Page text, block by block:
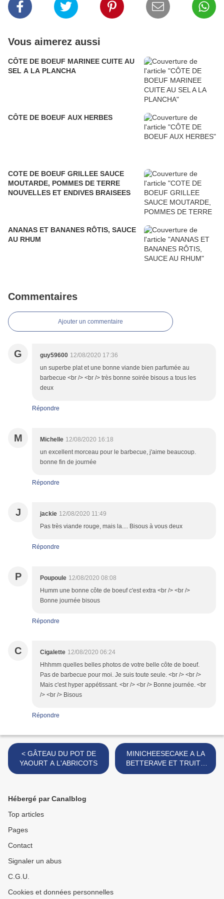
Vous aimerez aussi
CÔTE DE BOEUF MARINEE CUITE AU
SEL A LA PLANCHA
CÔTE DE BOEUF AUX HERBES
COTE DE BOEUF GRILLEE SAUCE
MOUTARDE, POMMES DE TERRE
NOUVELLES ET ENDIVES BRAISEES
ANANAS ET BANANES RÔTIS, SAUCE
AU RHUM
Commentaires
Ajouter un commentaire
G guy59600 12/08/2020 17:36
un superbe plat et une bonne viande bien parfumée au
barbecue <br /> <br /> très bonne soirée bisous a tous les
deux
Répondre
M Michelle 12/08/2020 16:18
un excellent morceau pour le barbecue, j'aime beaucoup.
bonne fin de journée
Répondre
J jackie 12/08/2020 11:49
Pas très viande rouge, mais la.... Bisous à vous deux
Répondre
P Poupoule 12/08/2020 08:08
Humm une bonne côte de boeuf c'est extra <br /> <br />
Bonne journée bisous
Répondre
C Cigalette 12/08/2020 06:24
Hhhmm quelles belles photos de votre belle côte de boeuf.
Pas de barbecue pour moi. Je suis toute seule. <br /> <br />
Mais c'est hyper appétissant. <br /> <br /> Bonne journée. <br
/> <br /> Bisous
Répondre
< GÂTEAU DU POT DE
YAOURT A L'ABRICOTS
MINICHEESECAKE A LA
BETTERAVE ET TRUITE
FUMEE >
Hébergé par Canalblog
Top articles
Pages
Contact
Signaler un abus
C.G.U.
Cookies et données personnelles